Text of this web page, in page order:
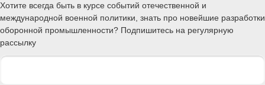
Хотите всегда быть в курсе событий отечественной и
международной военной политики, знать про новейшие разработки
оборонной промышленности? Подпишитесь на регулярную
рассылку